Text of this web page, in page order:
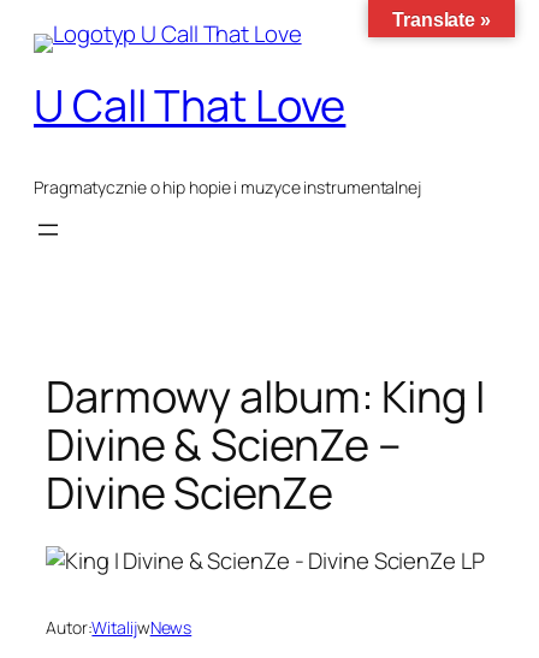
Przejdź
do
treści
U Call That Love
Pragmatycznie o hip hopie i muzyce instrumentalnej
Darmowy album: King I
Divine & ScienZe –
Divine ScienZe
Autor:WitalijwNews
Translate »